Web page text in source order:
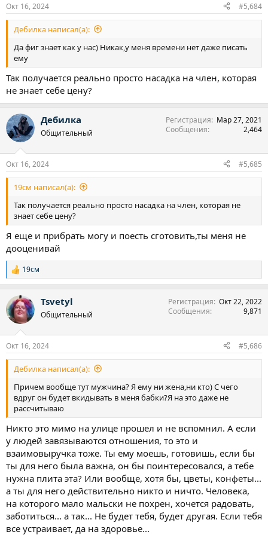
Окт 16, 2024 #5,684
Дебилка написал(а):
Да фиг знает как у нас) Никак,у меня времени нет даже писать
ему
Так получается реально просто насадка на член, которая
не знает себе цену?
Дебилка
Общительный
Регистрация
Мар 27, 2021
Сообщения
2,464
Окт 16, 2024 #5,685
19см написал(а):
Так получается реально просто насадка на член, которая не
знает себе цену?
Я еще и прибрать могу и поесть сготовить,ты меня не
дооценивай
Р
е
к
ц
и
19см
Tsvetyl
Общительный
Регистрация Окт 22, 2022
Сообщения
9,871
Окт 16, 2024 #5,686
Дебилка написал(а):
Причем вообще тут мужчина? Я ему ни жена,ни кто) С чего
вдруг он будет вкидывать в меня бабки?Я на это даже не
рассчитываю
Никто это мимо на улице прошел и не вспомнил. А если
у людей завязываются отношения, то это и
взаимовыручка тоже. Ты ему моешь, готовишь, если бы
ты для него была важна, он бы поинтересовался, а тебе
нужна плита эта? Или вообще, хотя бы, цветы, конфеты...
а ты для него действительно никто и ничто. Человека,
на которого мало мальски не похрен, хочется радовать,
заботиться... а так... Не будет тебя, будет другая. Если тебя
все устраивает, да на здоровье...